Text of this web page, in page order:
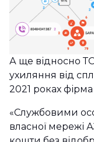
А ще відносно
ухиляння від
2021 роках
«Службовими
власної мережі